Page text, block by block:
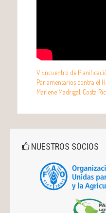
V Encuentro de
Parlamentarios contra el
Marlene Madrigal, Costa
NUESTROS SOCIOS